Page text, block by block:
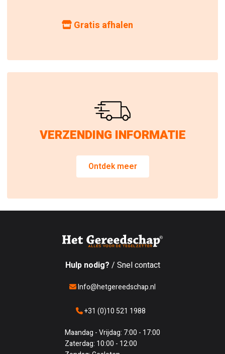
Gratis afhalen
VERZENDING INFORMATIE
Ontdek meer
Hulp nodig? / Snel contact
Info@hetgereedschap.nl
+31 (0)10 521 1988
Maandag - Vrijdag: 7:00 - 17:00
Zaterdag: 10:00 - 12:00